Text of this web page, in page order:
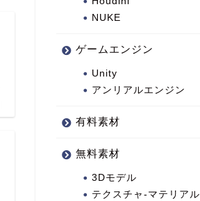
NUKE
ゲームエンジン
Unity
アンリアルエンジン
有料素材
無料素材
3Dモデル
テクスチャ-マテリアル